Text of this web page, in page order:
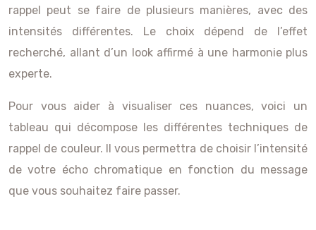
rappel peut se faire de plusieurs manières, avec des
intensités différentes. Le choix dépend de l’effet
recherché, allant d’un look affirmé à une harmonie plus
experte.
Pour vous aider à visualiser ces nuances, voici un
tableau qui décompose les différentes techniques de
rappel de couleur. Il vous permettra de choisir l’intensité
de votre écho chromatique en fonction du message
que vous souhaitez faire passer.